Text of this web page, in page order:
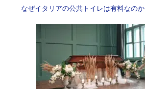
なぜイタリアの公共トイレは有料なのか